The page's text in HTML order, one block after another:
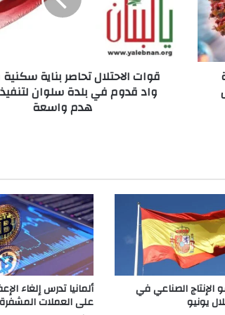
ح
ر
ب
ا
ي
ة
ك
قوات الاحتلال تحاصر بناية
واد قدوم في بلدة سلوان
هدم واسعة
الإنتاج الصناعي في
يونيو
ألمانيا تدرس إلغاء
على العملات المشفرة